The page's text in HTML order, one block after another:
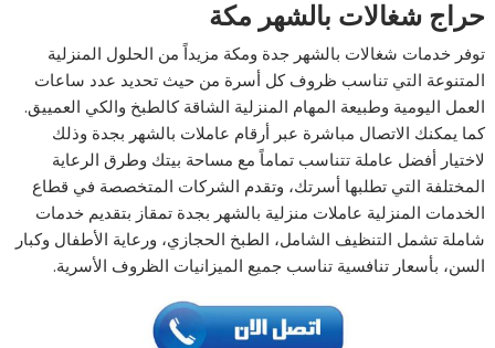
حراج شغالات بالشهر مكة
توفر خدمات شغالات بالشهر جدة ومكة مزيداً من الحلول المنزلية
المتنوعة التي تناسب ظروف كل أسرة من حيث تحديد عدد ساعات
العمل اليومية وطبيعة المهام المنزلية الشاقة كالطبخ والكي العمييق.
كما يمكنك الاتصال مباشرة عبر أرقام عاملات بالشهر بجدة وذلك
لاختيار أفضل عاملة تتناسب تماماً مع مساحة بيتك وطرق الرعاية
المختلفة التي تطلبها أسرتك، وتقدم الشركات المتخصصة في قطاع
الخدمات المنزلية عاملات منزلية بالشهر بجدة تمقاز بتقديم خدمات
شاملة تشمل التنظيف الشامل، الطبخ الحجازي، ورعاية الأطفال وكبار
السن، بأسعار تنافسية تناسب جميع الميزانيات الظروف الأسرية.